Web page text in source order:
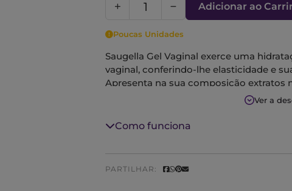
Adicionar ao
Poucas Unidades
Saugella Gel Vaginal exerce uma
vaginal, conferindo-lhe elasticidade e
Apresenta na sua composição extratos
desenvolvem uma ação calmante dos
cânulas.
Ver a
Como funciona
PARTILHAR: